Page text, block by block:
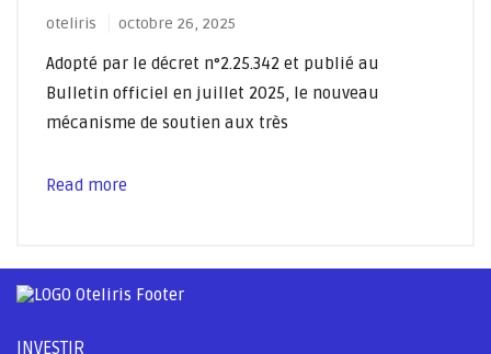
oteliris octobre 26, 2025
Adopté par le décret n°2.25.342 et publié au
Bulletin officiel en juillet 2025, le nouveau
mécanisme de soutien aux très
Read more
INVESTIR